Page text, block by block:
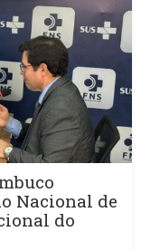
Nacional de
do